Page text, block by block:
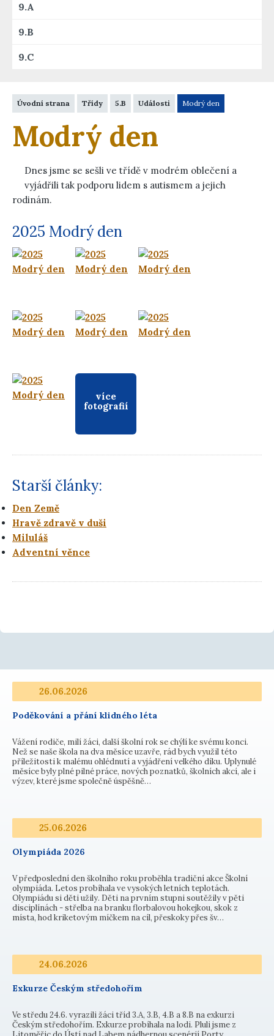
9.A
9.B
9.C
Úvodní strana Třídy 5.B Události Modrý den
Modrý den
Dnes jsme se sešli ve třídě v modrém oblečení a
vyjádřili tak podporu lidem s autismem a jejich
rodinám.
2025 Modrý den
více
fotografií
Starší články:
Den Země
Hravě zdravě v duši
Miluláš
Adventní věnce
26.06.2026
Poděkování a přání klidného léta
Vážení rodiče, milí žáci, další školní rok se chýlí ke svému konci.
Než se naše škola na dva měsíce uzavře, rád bych využil této
příležitosti k malému ohlédnutí a vyjádření velkého díku. Uplynulé
měsíce byly plné pilné práce, nových poznatků, školních akcí, ale i
výzev, které jsme společně úspěšně…
25.06.2026
Olympiáda 2026
V předposlední den školního roku proběhla tradiční akce Školní
olympiáda. Letos probíhala ve vysokých letních teplotách.
Olympiádu si děti užily. Děti na prvním stupni soutěžily v pěti
disciplínách - střelba na branku florbalovou hokejkou, skok z
místa, hod kriketovým míčkem na cíl, přeskoky přes šv…
24.06.2026
Exkurze Českým středohořím
Ve středu 24.6. vyrazili žáci tříd 3.A, 3.B, 4.B a 8.B na exkurzi
Českým středohořím. Exkurze probíhala na lodi. Pluli jsme z